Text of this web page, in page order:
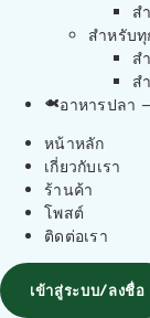
ส
สำหรับ
ส
ส
อาหารปลา
หน้าหลัก
เกี่ยวกับเรา
ร้านค้า
โพสต์
ติดต่อเรา
เข้าสู่ระบบ/ลงชื่อ